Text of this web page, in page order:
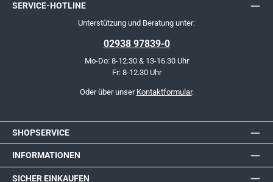
SERVICE-HOTLINE
Unterstützung und Beratung unter:
02938 97839-0
Mo-Do: 8-12.30 & 13-16.30 Uhr
Fr: 8-12.30 Uhr
Oder über unser Kontaktformular.
SHOPSERVICE
INFORMATIONEN
SICHER EINKAUFEN